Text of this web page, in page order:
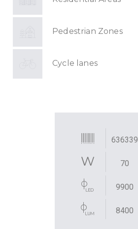
Pedestrian Zones
Cycle lanes
636339
70
9900
8400